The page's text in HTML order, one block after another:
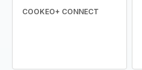
COOKEO+ CONNECT